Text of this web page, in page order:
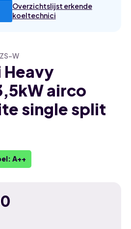
Overzichtslijst erkende
koeltechnici
W
airco
single split
A++